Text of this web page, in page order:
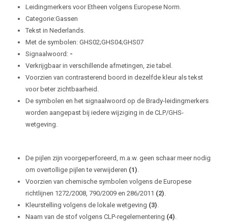
Leidingmerkers voor Etheen volgens Europese Norm.
Categorie:Gassen
Tekst in Nederlands.
Met de symbolen: GHS02;GHS04;GHS07
Signaalwoord: -
Verkrijgbaar in verschillende afmetingen, zie tabel.
Voorzien van contrasterend boord in dezelfde kleur als tekst
voor beter zichtbaarheid.
De symbolen en het signaalwoord op de Brady-leidingmerkers
worden aangepast bij iedere wijziging in de CLP/GHS-
wetgeving.
De pijlen zijn voorgeperforeerd, m.a.w. geen schaar meer nodig
om overtollige pijlen te verwijderen (1).
Voorzien van chemische symbolen volgens de Europese
richtlijnen 1272/2008, 790/2009 en 286/2011 (2).
Kleurstelling volgens de lokale wetgeving (3).
Naam van de stof volgens CLP-regelementering (4).